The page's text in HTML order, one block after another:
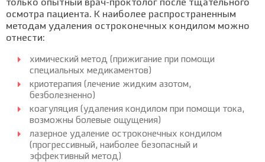
только опытный врач-проктолог после тщательного
осмотра пациента. К наиболее распространенным
методам удаления остроконечных кондилом можно
отнести:
химический метод (прижигание при помощи
специальных медикаментов)
криотерапия (лечение жидким азотом,
безболезненно)
коагуляция (удаления кондилом при помощи тока,
возможны болевые ощущения)
лазерное удаление остроконечных кондилом
(прогрессивный, наиболее безопасный и
эффективный метод)